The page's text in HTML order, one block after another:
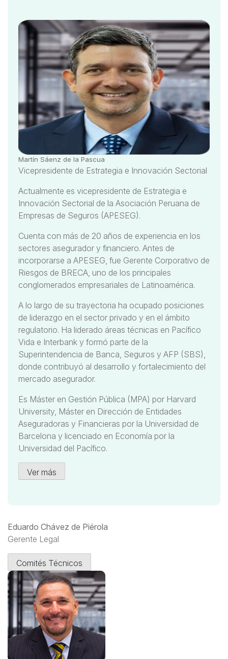
Martín Sáenz de la Pascua
Vicepresidente de Estrategia e Innovación Sectorial
Actualmente es vicepresidente de Estrategia e
Innovación Sectorial de la Asociación Peruana de
Empresas de Seguros (APESEG).
Cuenta con más de 20 años de experiencia en los
sectores asegurador y financiero. Antes de
incorporarse a APESEG, fue Gerente Corporativo de
Riesgos de BRECA, uno de los principales
conglomerados empresariales de Latinoamérica.
A lo largo de su trayectoria ha ocupado posiciones
de liderazgo en el sector privado y en el ámbito
regulatorio. Ha liderado áreas técnicas en Pacífico
Vida e Interbank y formó parte de la
Superintendencia de Banca, Seguros y AFP (SBS),
donde contribuyó al desarrollo y fortalecimiento del
mercado asegurador.
Es Máster en Gestión Pública (MPA) por Harvard
University, Máster en Dirección de Entidades
Aseguradoras y Financieras por la Universidad de
Barcelona y licenciado en Economía por la
Universidad del Pacífico.
Ver más
Eduardo Chávez de Piérola
Gerente Legal
Comités Técnicos